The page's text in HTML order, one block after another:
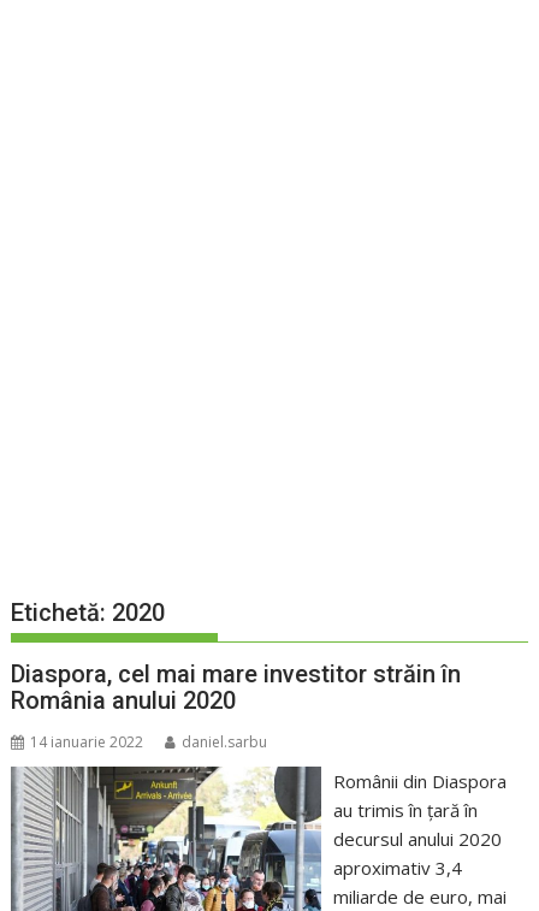
Etichetă: 2020
Diaspora, cel mai mare investitor străin în
România anului 2020
14 ianuarie 2022 daniel.sarbu
Românii din Diaspora
au trimis în țară în
decursul anului 2020
aproximativ 3,4
miliarde de euro, mai